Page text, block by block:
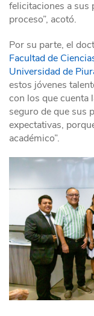
felicitaciones a sus
proceso”, acotó.
Por su parte, el
Facultad de
Universidad de
estos jóvenes
con los que cuenta
seguro de que sus
expectativas,
académico”.